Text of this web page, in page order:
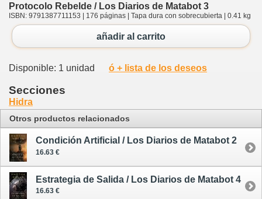
Protocolo Rebelde / Los Diarios de Matabot 3
ISBN: 9791387711153 | 176 páginas | Tapa dura con sobrecubierta | 0.41 kg
añadir al carrito
Disponible: 1 unidad ó + lista de los deseos
Secciones
Hidra
Otros productos relacionados
Condición Artificial / Los Diarios de Matabot 2
16.63 €
Estrategia de Salida / Los Diarios de Matabot 4
16.63 €